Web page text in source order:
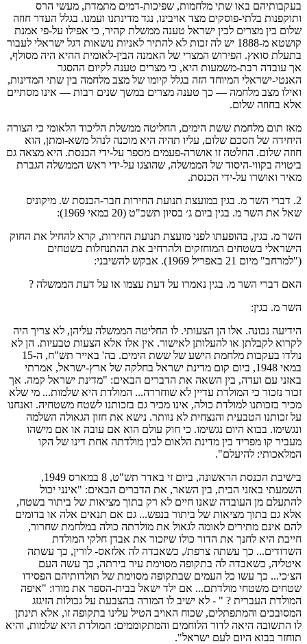
בעקבותיהם באו שתי מלחמות, שפיכות-דמים מתמדת, מעשי הרס
ותוקפנות בלתי-פוסקים מצד אויבינו, נגד מדינתנו ועמנו. בגלל העדר חוזה
שלום בין מצרים לבין ישראל טענה ממשלת קהיר, כי אפילו על-פי אמנת
קושטא מ-1888 יש לה זכות לא להתיר לאניות נושאות דגל ישראלי לעבור
בתעלת סואץ. הפירוש המצרי של האמנה הבין-לאומית ההיא היה מסולף,
אך עובדה רבת-משמעות היא, כי מצרים טענה לקיום ההסגר
האנטי-ישראלי המיוחד הזה בגלל קיומו של מצב מלחמה בין שתי המדינות,
ואילו מצב מלחמה — כך טענה מצרים במשך שנים רבות — אינו מסתיים
אלא בחוזה שלום.
מאז תום מלחמת ששת הימים, החליטה ממשלת הליכוד הלאומי כי הצורה
היחידה של הסכם שלום, עליו תהיה היא מוכנה לנהל משא-ומתן, הוא
חוזה שלום. החלטה זו אושרה-פעמים מספר על-ידי הכנסת. היא מצאה גם
ביטויה בקווי-היסוד של הממשלה, שהוצגו על-ידי ראש הממשלה הגברת
מאיר ואושרו על-ידי הכנסת.
2. דברי השר מ. בגין במועצת תנועת החירות חבר-הכנסת ש. מיקוניס
שאל את השר מ. בגין ביום ג׳ בסיון תשכ"ט (20 במאי 1969):
השר מ. בגין, בהופעתו לפני מועצת תנועת החירות, קרא להחיל את החוק
הישראלי בשטחים המוחזקים ולהרחיב את ההתנחלות בשטחים
("למרחב" מיום 21 באפריל 1969). אבקש להשיבני:
האם דברי השר מ. בגין נאמרו על דעת עצמו או על דעת הממשלה ?
השר מ. בגין:
הידיעה נכונה. אלו הן הצעותי. לו החליטה הממשלה עליהן, לא צריך היה
לקרוא לקבלתן או להעלותן לאישור. אין אלו אלא הצעות טבעיות. הן לא
נולדו בעקבות מלחמת הישע של ששת הימים. בה' באייר תש"ח, ה-15
במאי 1948, ביום קום מדינת ישראל בחלקה של ארץ-ישראל, אמרתי
באזני עם ועדה, בין השאה את הדברים הבאים: "מדינת ישראל קמה. אך
זכור נזכור כי המולדת עדיין לא שוחררה... המולדת היא שלמות... מי שלא
מכיר בזכותנו למולדת כולה, אינו מכיר גם בזכותנו לשטח משטחיה. ואנחנו
על זכותנו הטבעית והנצחית לא נוותר. נישא את חזון הגאולה השלמה
ונגשימו. בבוא היום נגשימו. כי חוק עולם הוא אם עובה או אם מישהו
מעביר קו מפריד בין מדינת הלאום לבין מולדתה אחת דינו של הקו
המלאכותי: להיעלם".
בישיבת הכנסת הראשונה, ביום זי באדר תש"ט, 8 במארס 1949,
השמעתי באזני הבית, בין השאר, את הדברים הבאים: "אינני יכול
להתעלם מן העובדה שאנו חיים לא רק בתוך מציאות של ביתור בשטח,
אלא גם בתוך מציאות של ביתור בנפש... גם אם תנאים אלה או בדומים
להם אינם מתירים לאומה לגאול את מולדתה כולה במלחמת שחרור,
חייבת היא לחנך את הדור כולו שיזכור את אבדן חלקי המולדת
השדודים... כך עשתה צרפת/, כשאבדה לה אלזאס- לורין, כך עשתה
איטליה, כשאבדה לה בתקופה מסוימת עיר בירתה, כך עשה העם
הצ׳כי... כך עשו כל העמים שבתקופה מסוימת של תולדותיהם הפסידו
שטחים משטחי מולדתם... אם ילד ישאל בבית-הספר את מורו: "איפה
המולדת העברית ? " - לא ישיב לו המורה בהצבעת על גבולות הזיגזג
המסובכים והמתפתלים, שכוח האויב הטיל עלינו בתקופה זו, אלא תינתן
לו התשובה היאה לדור הלוחמים והמתקוממים: המולדת היא שלמות, והיא
תוחזר בבוא היום לעם ישראל".